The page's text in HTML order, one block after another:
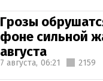
Грозы
фоне сильной
августа
7 августа, 06:21 2159